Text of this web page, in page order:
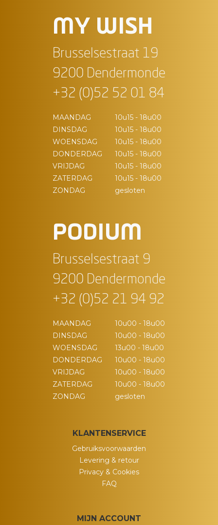
MY WISH
Brusselsestraat 19
9200 Dendermonde
+32 (0)52 52 01 84
MAANDAG
10u15 - 18u00
DINSDAG
10u15 - 18u00
WOENSDAG
10u15 - 18u00
DONDERDAG
10u15 - 18u00
VRIJDAG
10u15 - 18u00
ZATERDAG
10u15 - 18u00
ZONDAG
gesloten
PODIUM
Brusselsestraat 9
9200 Dendermonde
+32 (0)52 21 94 92
MAANDAG
10u00 - 18u00
DINSDAG
10u00 - 18u00
WOENSDAG
13u00 - 18u00
DONDERDAG
10u00 - 18u00
VRIJDAG
10u00 - 18u00
ZATERDAG
10u00 - 18u00
ZONDAG
gesloten
KLANTENSERVICE
Gebruiksvoorwaarden
Levering & retour
Privacy & Cookies
FAQ
MIJN ACCOUNT